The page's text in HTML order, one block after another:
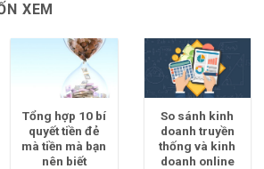
XEM
Tổng hợp 10 bí
quyết tiền đẻ
mà tiền mà bạn
nên biết
So sánh kinh
doanh truyền
thống và kinh
doanh online